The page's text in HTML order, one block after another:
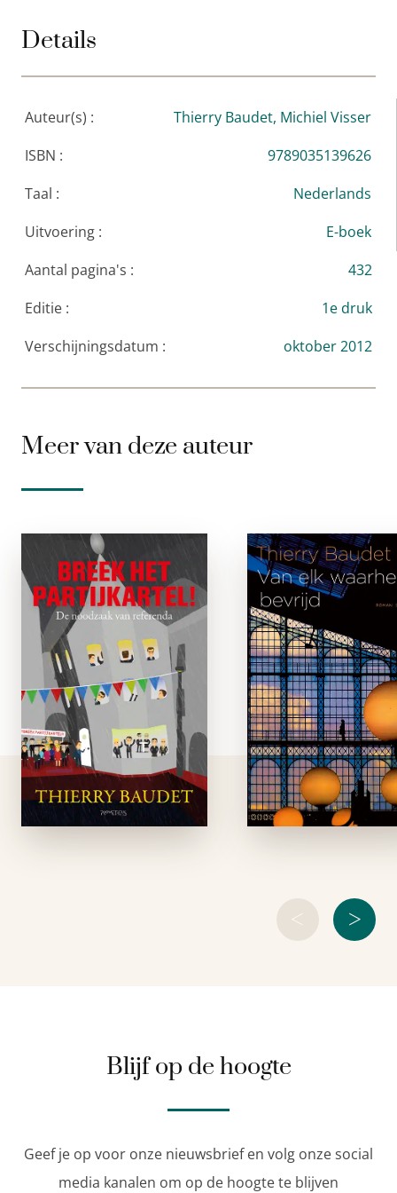
Details
Auteur(s) : Thierry Baudet, Michiel Visser
ISBN :
9789035139626
Taal :
Nederlands
Uitvoering :
E-boek
Aantal pagina's :
432
Editie :
1e druk
Verschijningsdatum :
oktober 2012
Meer van deze auteur
< >
Breek het
partijkartel!
e-boek
Het democratische
systeem verkeert in
bijna alle westerse
landen in crisis. De
gevestigde partijen
zijn hun feeling met
het electoraat
verloren; anti-
establishment
bewegingen komen
Van
e-boek
In deze
roman kruipt
Baudet in de
van cellist
Gautier:
babyboomer
vanuit
hedendaagse
nadenkt over
Blijf op de hoogte
Geef je op voor onze nieuwsbrief en volg onze social
media kanalen om op de hoogte te blijven